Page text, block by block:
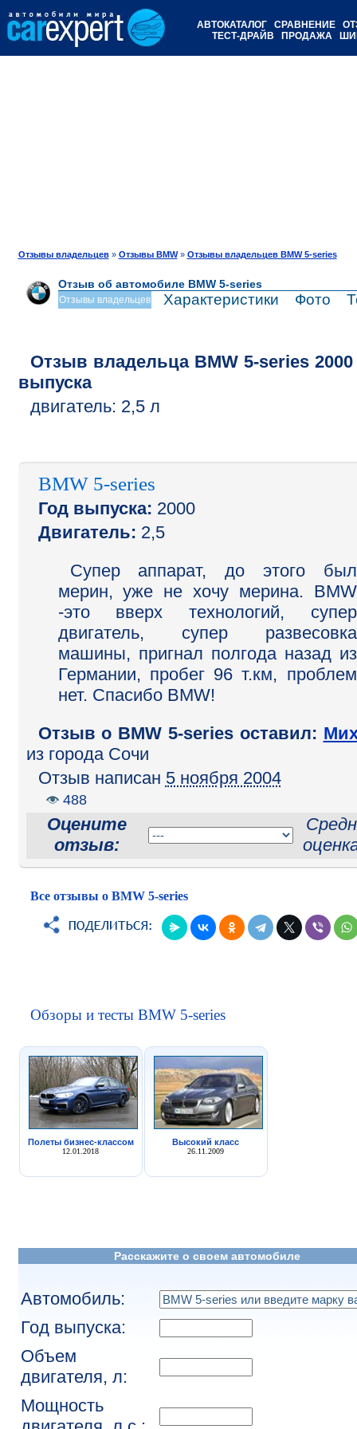
АВТОКАТАЛОГ СРАВНЕНИЕ
ТЕСТ-ДРАЙВ
ПРОДАЖА
Отзывы владельцев» Отзывы BMW» Отзывы владельцев BMW 5-series
Отзыв об автомобиле BMW 5-series
Отзывы владельцев Характеристики Фото
Отзыв владельца BMW 5-series 2000
выпуска
двигатель: 2,5 л
BMW 5-series
Год выпуска: 2000
Двигатель: 2,5
Супер аппарат, до этого был
мерин, уже не хочу мерина. BMW
-это вверх технологий, супер
двигатель, супер развесовка
машины, пригнал полгода назад из
Германии, пробег 96 т.км, проблем
нет. Спасибо BMW!
Отзыв o BMW 5-series оставил:
из города Сочи
Отзыв написан 5 ноября 2004
488
Оцените
отзыв:
Все отзывы о BMW 5-series
Обзоры и тесты BMW 5-series
Полеты бизнес-классом
12.01.2018
Высокий класс
26.11.2009
Расскажите о своем автомобиле
Автомобиль:
Год выпуска:
Объем
двигателя, л:
Мощность